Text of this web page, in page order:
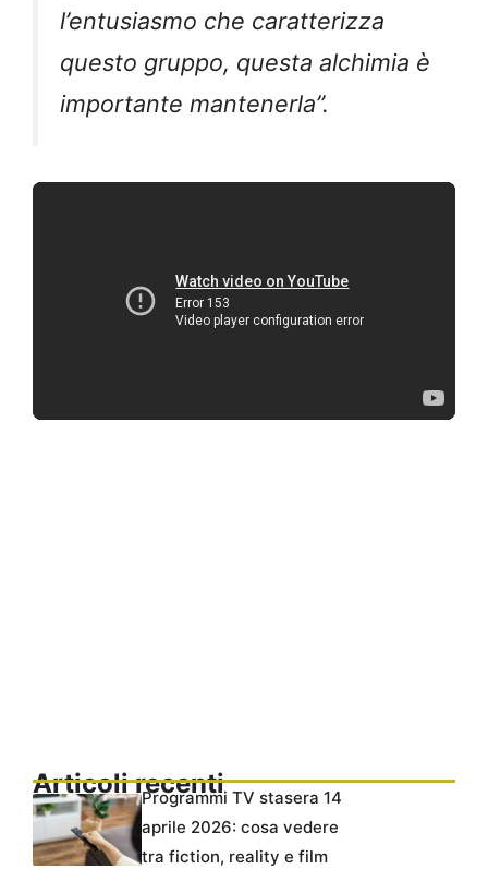
l’entusiasmo che caratterizza
questo gruppo, questa alchimia è
importante mantenerla”.
Articoli recentiProgrammi TV stasera 14
aprile 2026: cosa vedere
tra fiction, reality e film